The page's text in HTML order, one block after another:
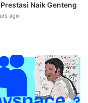
Naik Genteng
ago